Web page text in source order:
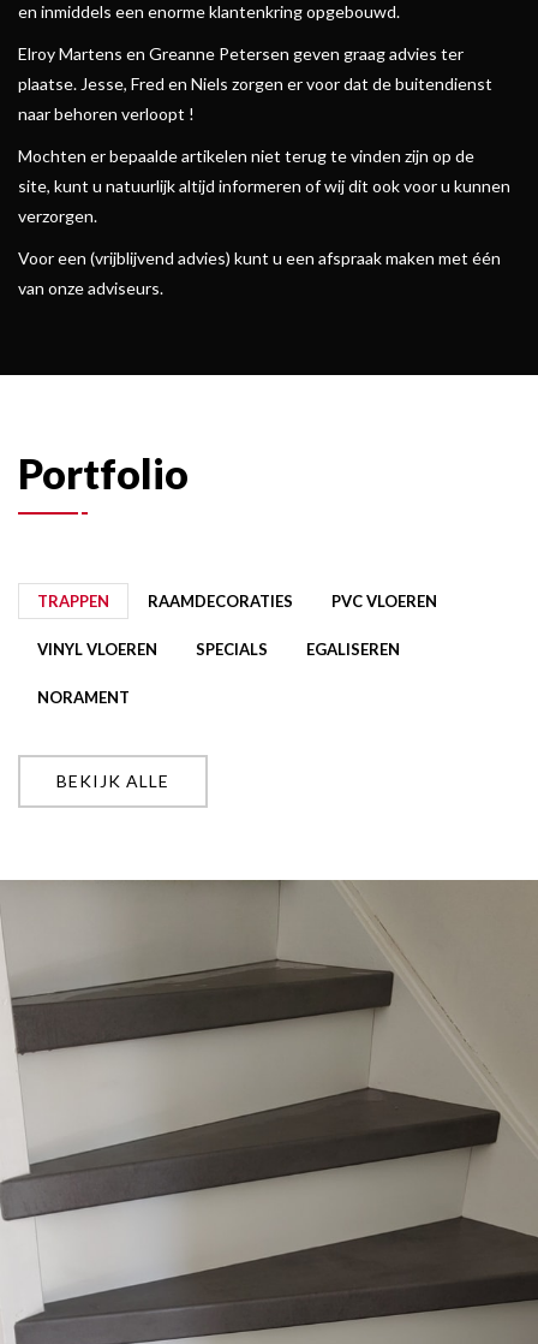
en inmiddels een enorme klantenkring opgebouwd.
Elroy Martens en Greanne Petersen geven graag advies ter
plaatse. Jesse, Fred en Niels zorgen er voor dat de buitendienst
naar behoren verloopt !
Mochten er bepaalde artikelen niet terug te vinden zijn op de
site, kunt u natuurlijk altijd informeren of wij dit ook voor u kunnen
verzorgen.
Voor een (vrijblijvend advies) kunt u een afspraak maken met één
van onze adviseurs.
Portfolio
TRAPPEN RAAMDECORATIES PVC VLOEREN
VINYL VLOEREN SPECIALS EGALISEREN
NORAMENT
BEKIJK ALLE